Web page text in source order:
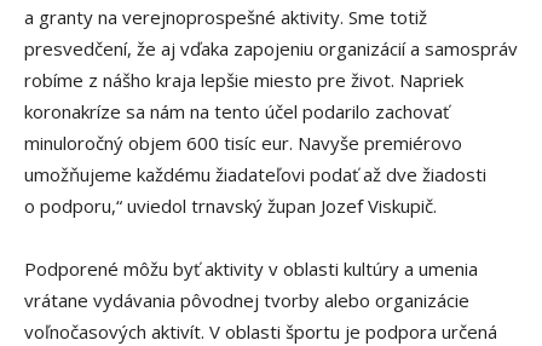
a granty na verejnoprospešné aktivity. Sme totiž
presvedčení, že aj vďaka zapojeniu organizácií a samospráv
robíme z nášho kraja lepšie miesto pre život. Napriek
koronakríze sa nám na tento účel podarilo zachovať
minuloročný objem 600 tisíc eur. Navyše premiérovo
umožňujeme každému žiadateľovi podať až dve žiadosti
o podporu,“ uviedol trnavský župan Jozef Viskupič.
Podporené môžu byť aktivity v oblasti kultúry a umenia
vrátane vydávania pôvodnej tvorby alebo organizácie
voľnočasových aktivít. V oblasti športu je podpora určená